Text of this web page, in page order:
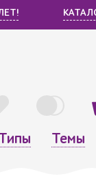
Темы